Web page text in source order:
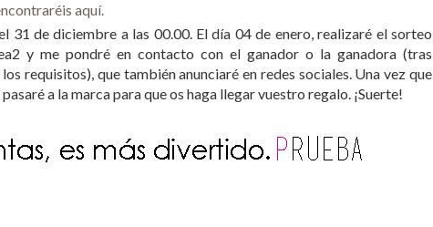
aquí.
31 de diciembre a las 00.00. El día 04 de enero, realizaré el sorteo
y me pondré en contacto con el ganador o la ganadora (tras
requisitos), que también anunciaré en redes sociales. Una vez que
a la marca para que os haga llegar vuestro regalo. ¡Suerte!